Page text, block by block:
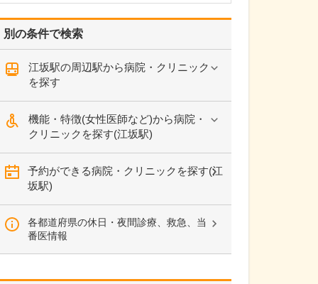
別の条件で検索
江坂駅の周辺駅から病院・クリニック
を探す
機能・特徴(女性医師など)から病院・
クリニックを探す(江坂駅)
予約ができる病院・クリニックを探す(江
坂駅)
各都道府県の休日・夜間診療、救急、当
番医情報